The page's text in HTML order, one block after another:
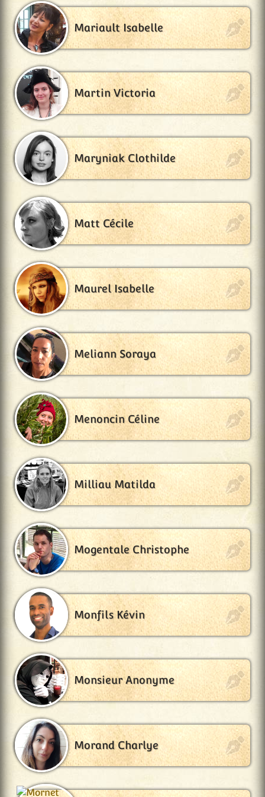
Mariault Isabelle
Martin Victoria
Maryniak Clothilde
Matt Cécile
Maurel Isabelle
Meliann Soraya
Menoncin Céline
Milliau Matilda
Mogentale Christophe
Monfils Kévin
Monsieur Anonyme
Morand Charlye